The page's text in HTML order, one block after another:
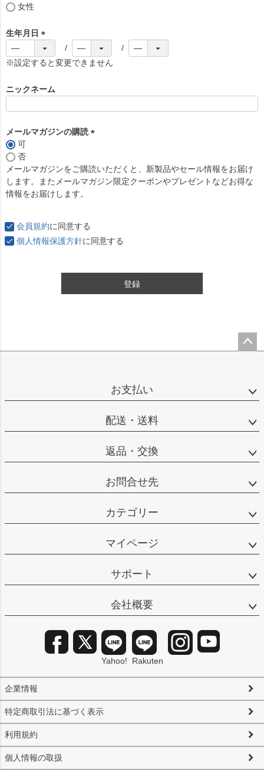
女性
生年月日
(
必
)
※設定すると変更できません
ニックネーム
メールマガジンの購読
須
)
可
否
メールマガジンをご購読いただくと、新製品やセール情報をお届け
します。またメールマガジン限定クーポンやプレゼントなどお得な
情報をお届けします。
会員規約に同意する
個人情報保護方針に同意する
登録
お支払い
配送・送料
返品・交換
お問合せ先
カテゴリー
マイページ
サポート
会社概要
企業情報
特定商取引法に基づく表示
利用規約
個人情報の取扱
Yahoo! Rakuten